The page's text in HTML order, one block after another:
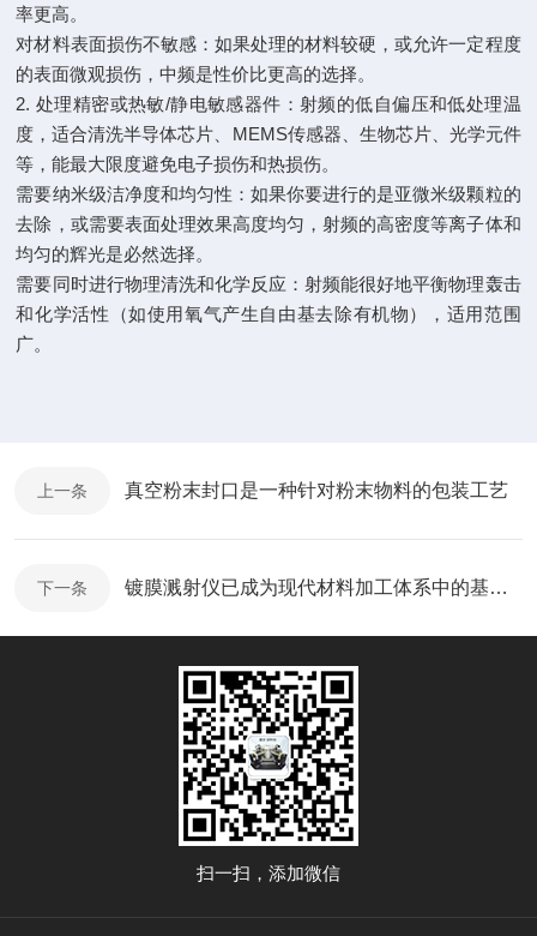
率更高。
对材料表面损伤不敏感：如果处理的材料较硬，或允许一定程度
的表面微观损伤，中频是性价比更高的选择。
2. 处理精密或热敏/静电敏感器件：射频的低自偏压和低处理温
度，适合清洗半导体芯片、 MEMS传感器、生物芯片、光学元件
等，能最大限度避免电子损伤和热损伤。
需要纳米级洁净度和均匀性：如果你要进行的是亚微米级颗粒的
去除，或需要表面处理效果高度均匀，射频的高密度等离子体和
均匀的辉光是必然选择。
需要同时进行物理清洗和化学反应：射频能很好地平衡物理轰击
和化学活性（如使用氧气产生自由基去除有机物），适用范围
广。
上一条 真空粉末封口是一种针对粉末物料的包装工艺
下一条 镀膜溅射仪已成为现代材料加工体系中的基础工具
扫一扫，添加微信